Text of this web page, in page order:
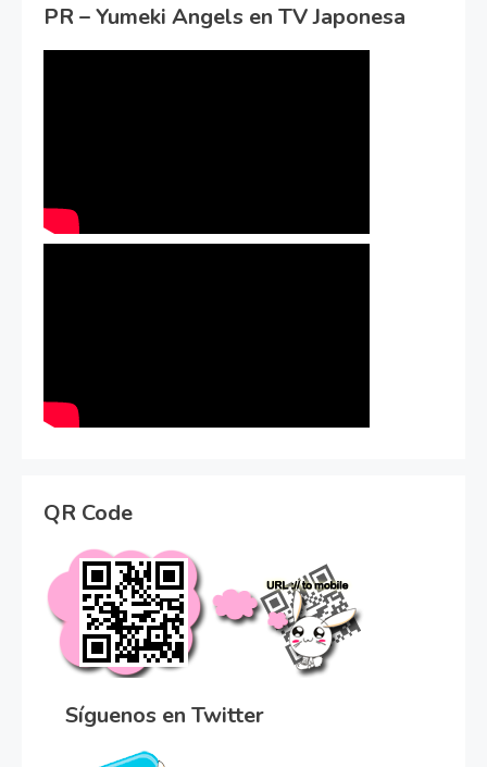
PR – Yumeki Angels en TV Japonesa
QR Code
Síguenos en Twitter